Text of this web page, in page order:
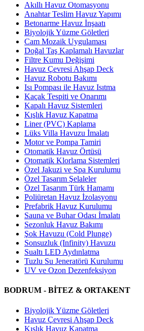
Akıllı Havuz Otomasyonu
Anahtar Teslim Havuz Yapımı
Betonarme Havuz İnşaatı
Biyolojik Yüzme Göletleri
Cam Mozaik Uygulaması
Doğal Taş Kaplamalı Havuzlar
Filtre Kumu Değişimi
Havuz Çevresi Ahşap Deck
Havuz Robotu Bakımı
Isı Pompası ile Havuz Isıtma
Kaçak Tespiti ve Onarımı
Kapalı Havuz Sistemleri
Kışlık Havuz Kapatma
Liner (PVC) Kaplama
Lüks Villa Havuzu İmalatı
Motor ve Pompa Tamiri
Otomatik Havuz Örtüsü
Otomatik Klorlama Sistemleri
Özel Jakuzi ve Spa Kurulumu
Özel Tasarım Şelaleler
Özel Tasarım Türk Hamamı
Poliüretan Havuz İzolasyonu
Prefabrik Havuz Kurulumu
Sauna ve Buhar Odası İmalatı
Sezonluk Havuz Bakımı
Şok Havuzu (Cold Plunge)
Sonsuzluk (Infinity) Havuzu
Sualtı LED Aydınlatma
Tuzlu Su Jeneratörü Kurulumu
UV ve Ozon Dezenfeksiyon
BODRUM - BİTEZ & ORTAKENT
Biyolojik Yüzme Göletleri
Havuz Çevresi Ahşap Deck
Kışlık Havuz Kapatma